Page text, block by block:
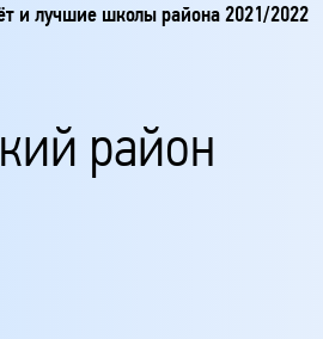
и лучшие школы района 2021/2022
район